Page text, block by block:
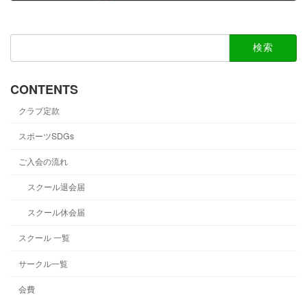
検
CONTENTS
クラブ定款
スポーツSDGs
ご入会の流れ
スクール退会届
スクール休会届
スクール 一覧
サークル一覧
会費